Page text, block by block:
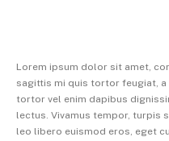
Lorem ipsum dolor sit amet,
sagittis mi quis tortor feugiat, a
tortor vel enim dapibus
lectus. Vivamus tempor, turpis
leo libero euismod eros, eget